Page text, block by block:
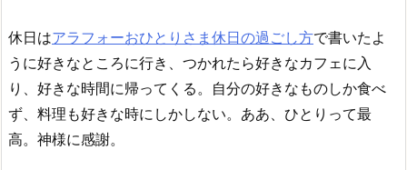
休日はアラフォーおひとりさま休日の過ごし方で書いたよ
うに好きなところに行き、つかれたら好きなカフェに入
り、好きな時間に帰ってくる。自分の好きなものしか食べ
ず、料理も好きな時にしかしない。ああ、ひとりって最
高。神様に感謝。